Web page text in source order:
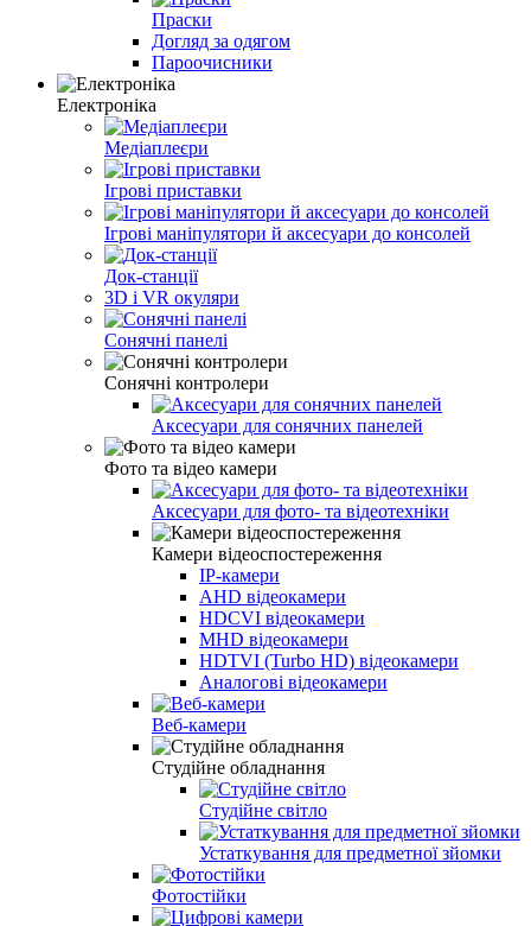
Праски
Догляд за одягом
Пароочисники
Електроніка
Медіаплеєри
Ігрові приставки
Ігрові маніпулятори й аксесуари до консолей
Док-станції
3D і VR окуляри
Сонячні панелі
Сонячні контролери
Аксесуари для сонячних панелей
Фото та відео камери
Аксесуари для фото- та відеотехніки
Камери відеоспостереження
IP-камери
AHD відеокамери
HDCVI відеокамери
MHD відеокамери
HDTVI (Turbo HD) відеокамери
Аналогові відеокамери
Веб-камери
Студійне обладнання
Студійне світло
Устаткування для предметної зйомки
Фотостійки